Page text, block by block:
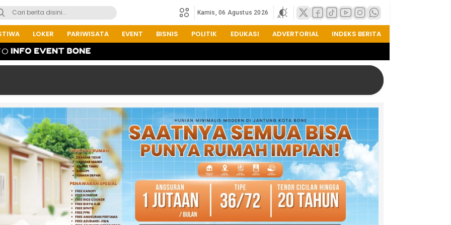
Kamis, 06 Agustus 2026
LOKER PARIWISATA EVENT BISNIS POLITIK EDUKASI ADVERTORIAL
INDEKS BERITA